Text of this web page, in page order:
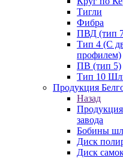
Тигли
Фибра
ПВД (тип
Тип 4 (С
профилем)
ПВ (тип 5)
Тип 10
Продукция
Назад
Продукция
завода
Бобины
Диск
Диск